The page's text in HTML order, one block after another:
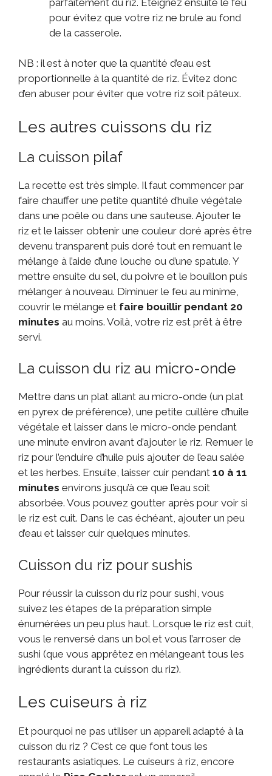
pour évitez que votre riz ne brule au fond
de la casserole.
NB : il est à noter que la quantité d’eau est
proportionnelle à la quantité de riz. Évitez donc
d’en abuser pour éviter que votre riz soit pâteux.
Les autres cuissons du riz
La cuisson pilaf
La recette est très simple. Il faut commencer par
faire chauffer une petite quantité d’huile végétale
dans une poêle ou dans une sauteuse. Ajouter le
riz et le laisser obtenir une couleur doré après être
devenu transparent puis doré tout en remuant le
mélange à l’aide d’une louche ou d’une spatule. Y
mettre ensuite du sel, du poivre et le bouillon puis
mélanger à nouveau. Diminuer le feu au minime,
couvrir le mélange et faire bouillir pendant 20
minutes au moins. Voilà, votre riz est prêt à être
servi.
La cuisson du riz au micro-onde
Mettre dans un plat allant au micro-onde (un plat
en pyrex de préférence), une petite cuillère d’huile
végétale et laisser dans le micro-onde pendant
une minute environ avant d’ajouter le riz. Remuer le
riz pour l’enduire d’huile puis ajouter de l’eau salée
et les herbes. Ensuite, laisser cuir pendant 10 à 11
minutes environs jusqu’à ce que l’eau soit
absorbée. Vous pouvez goutter après pour voir si
le riz est cuit. Dans le cas échéant, ajouter un peu
d’eau et laisser cuir quelques minutes.
Cuisson du riz pour sushis
Pour réussir la cuisson du riz pour sushi, vous
suivez les étapes de la préparation simple
énumérées un peu plus haut. Lorsque le riz est cuit,
vous le renversé dans un bol et vous l’arroser de
sushi (que vous apprêtez en mélangeant tous les
ingrédients durant la cuisson du riz).
Les cuiseurs à riz
Et pourquoi ne pas utiliser un appareil adapté à la
cuisson du riz ? C’est ce que font tous les
restaurants asiatiques. Le cuiseurs à riz, encore